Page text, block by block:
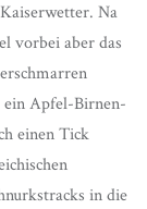
Na
vorbei aber das
ein Apfel-Birnen-
einen Tick
in die